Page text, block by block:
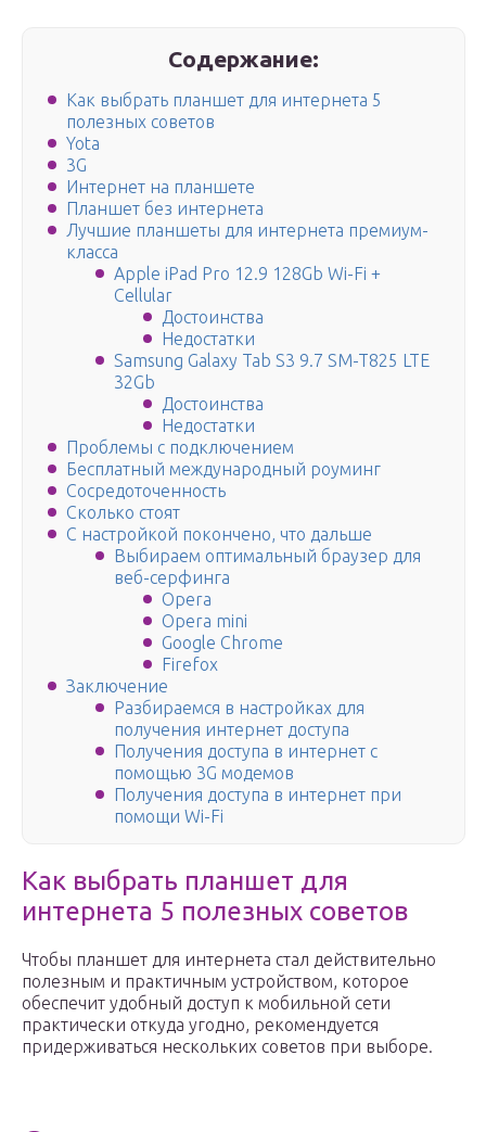
Содержание:
Как выбрать планшет для интернета 5
полезных советов
Yota
3G
Интернет на планшете
Планшет без интернета
Лучшие планшеты для интернета премиум-
класса
Apple iPad Pro 12.9 128Gb Wi-Fi +
Cellular
Достоинства
Недостатки
Samsung Galaxy Tab S3 9.7 SM-T825 LTE
32Gb
Достоинства
Недостатки
Проблемы с подключением
Бесплатный международный роуминг
Сосредоточенность
Сколько стоят
С настройкой покончено, что дальше
Выбираем оптимальный браузер для
веб-серфинга
Opera
Opera mini
Google Chrome
Firefox
Заключение
Разбираемся в настройках для
получения интернет доступа
Получения доступа в интернет с
помощью 3G модемов
Получения доступа в интернет при
помощи Wi-Fi
Как выбрать планшет для
интернета 5 полезных советов
Чтобы планшет для интернета стал действительно
полезным и практичным устройством, которое
обеспечит удобный доступ к мобильной сети
практически откуда угодно, рекомендуется
придерживаться нескольких советов при выборе.